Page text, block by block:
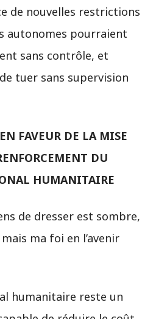
de nouvelles restrictions
autonomes pourraient
sans contrôle, et
tuer sans supervision
FAVEUR DE LA MISE
DU
HUMANITAIRE
de dresser est sombre,
ma foi en l’avenir
humanitaire reste un